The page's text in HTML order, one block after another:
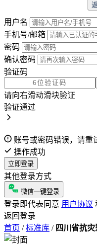
用户名
手机号/邮箱
密码
确认密码
验证码
请向右滑动滑块验证
验证通过
账号或密码错误，请重
操作成功
立即登录
其他登录方式
微信一键登录
登录即代表同意 用户协议
返回登录
首页 / 标准库 / 四川省抗